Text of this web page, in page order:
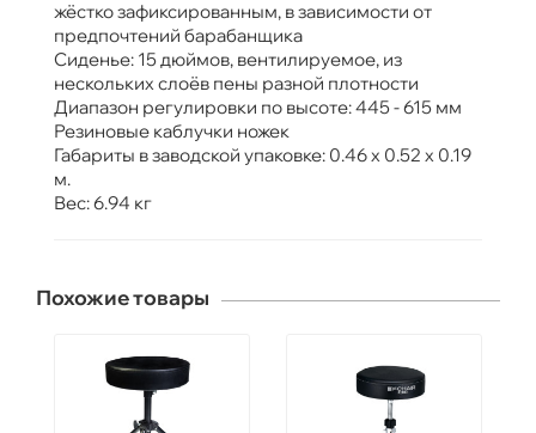
жёстко зафиксированным, в зависимости от
предпочтений барабанщика
Сиденье: 15 дюймов, вентилируемое, из
нескольких слоёв пены разной плотности
Диапазон регулировки по высоте: 445 - 615 мм
Резиновые каблучки ножек
Габариты в заводской упаковке: 0.46 x 0.52 x 0.19
м.
Вес: 6.94 кг
Похожие товары